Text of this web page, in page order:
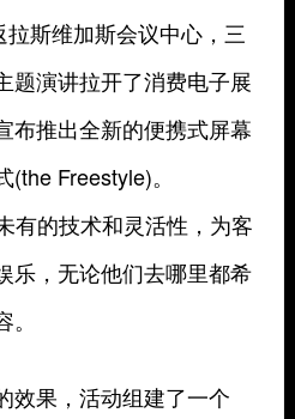
斯维加斯会议中心，三
题演讲拉开了消费电子展
布推出全新的便携式屏幕
Freestyle)。
有的技术和灵活性，为客
乐，无论他们去哪里都希
效果，活动组建了一个